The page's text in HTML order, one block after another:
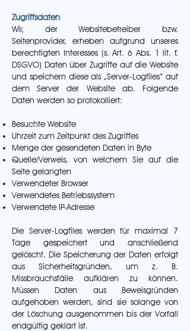
Zugriffsdaten
Wir, der Websitebetreiber bzw.
Seitenprovider, erheben aufgrund unseres
berechtigten Interesses (s. Art. 6 Abs. 1 lit. f.
DSGVO) Daten über Zugriffe auf die Website
und speichern diese als „Server-Logfiles“ auf
dem Server der Website ab. Folgende
Daten werden so protokolliert:
Besuchte Website
Uhrzeit zum Zeitpunkt des Zugriffes
Menge der gesendeten Daten in Byte
Quelle/Verweis, von welchem Sie auf die
Seite gelangten
Verwendeter Browser
Verwendetes Betriebssystem
Verwendete IP-Adresse
Die Server-Logfiles werden für maximal 7
Tage gespeichert und anschließend
gelöscht. Die Speicherung der Daten erfolgt
aus Sicherheitsgründen, um z. B.
Missbrauchsfälle aufklären zu können.
Müssen Daten aus Beweisgründen
aufgehoben werden, sind sie solange von
der Löschung ausgenommen bis der Vorfall
endgültig geklärt ist.